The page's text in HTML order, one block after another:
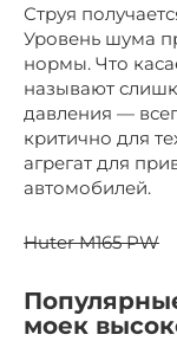
Струя
Уровень шума
нормы. Что
называют
давления —
критично для
агрегат для
автомобилей.
Huter M165 PW
моек